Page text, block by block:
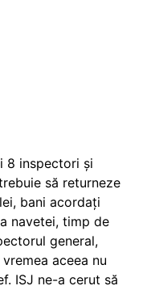
8 inspectori și
să returneze
bani acordați
navetei, timp de
general,
aceea nu
ISJ ne-a cerut să